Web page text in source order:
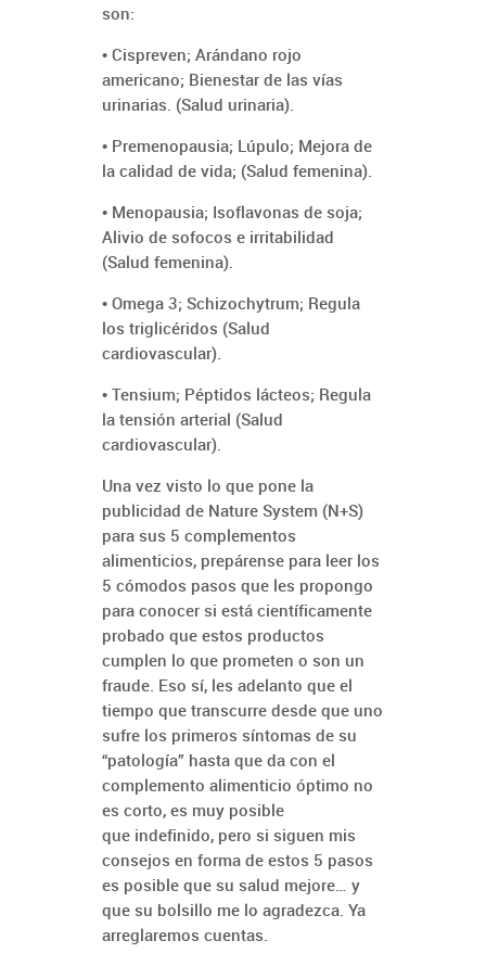
son:
• Cispreven; Arándano rojo
americano; Bienestar de las vías
urinarias. (Salud urinaria).
• Premenopausia; Lúpulo; Mejora de
la calidad de vida; (Salud femenina).
• Menopausia; Isoflavonas de soja;
Alivio de sofocos e irritabilidad
(Salud femenina).
• Omega 3; Schizochytrum; Regula
los triglicéridos (Salud
cardiovascular).
• Tensium; Péptidos lácteos; Regula
la tensión arterial (Salud
cardiovascular).
Una vez visto lo que pone la
publicidad de Nature System (N+S)
para sus 5 complementos
alimenticios, prepárense para leer los
5 cómodos pasos que les propongo
para conocer si está científicamente
probado que estos productos
cumplen lo que prometen o son un
fraude. Eso sí, les adelanto que el
tiempo que transcurre desde que uno
sufre los primeros síntomas de su
“patología” hasta que da con el
complemento alimenticio óptimo no
es corto, es muy posible
que indefinido, pero si siguen mis
consejos en forma de estos 5 pasos
es posible que su salud mejore… y
que su bolsillo me lo agradezca. Ya
arreglaremos cuentas.